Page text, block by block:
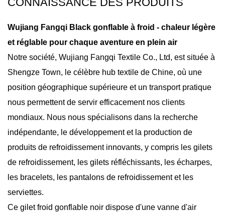
Wujiang Fangqi Black gonflable à froid - chaleur légère
et réglable pour chaque aventure en plein air
Notre société, Wujiang Fangqi Textile Co., Ltd, est située à
Shengze Town, le célèbre hub textile de Chine, où une
position géographique supérieure et un transport pratique
nous permettent de servir efficacement nos clients
mondiaux. Nous nous spécialisons dans la recherche
indépendante, le développement et la production de
produits de refroidissement innovants, y compris les gilets
de refroidissement, les gilets réfléchissants, les écharpes,
les bracelets, les pantalons de refroidissement et les
serviettes.
Ce gilet froid gonflable noir dispose d'une vanne d'air